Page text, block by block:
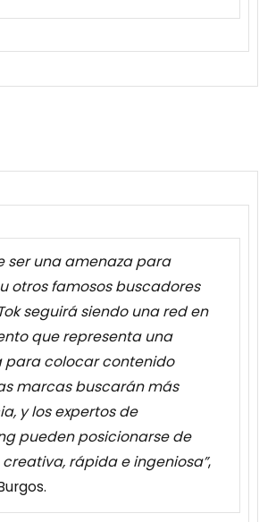
ser una amenaza para
otros famosos buscadores
seguirá siendo una red en
que representa una
para colocar contenido
marcas buscarán más
y los expertos de
pueden posicionarse de
rápida e ingeniosa”,